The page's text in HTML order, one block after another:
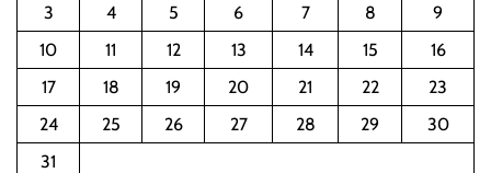
i
ó
3
4 5 6 7 8
9
10
11 12 13 14 15
16
17
18 19 20 21 22
23
24
25 26 27 28 29
30
31